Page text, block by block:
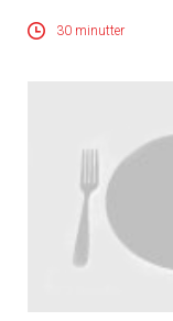
30 minutter